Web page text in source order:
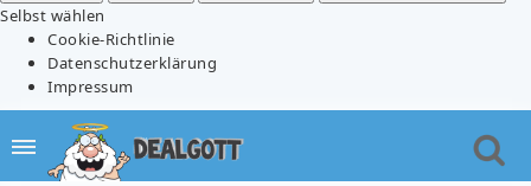
Selbst wählen
Cookie-Richtlinie
Datenschutzerklärung
Impressum